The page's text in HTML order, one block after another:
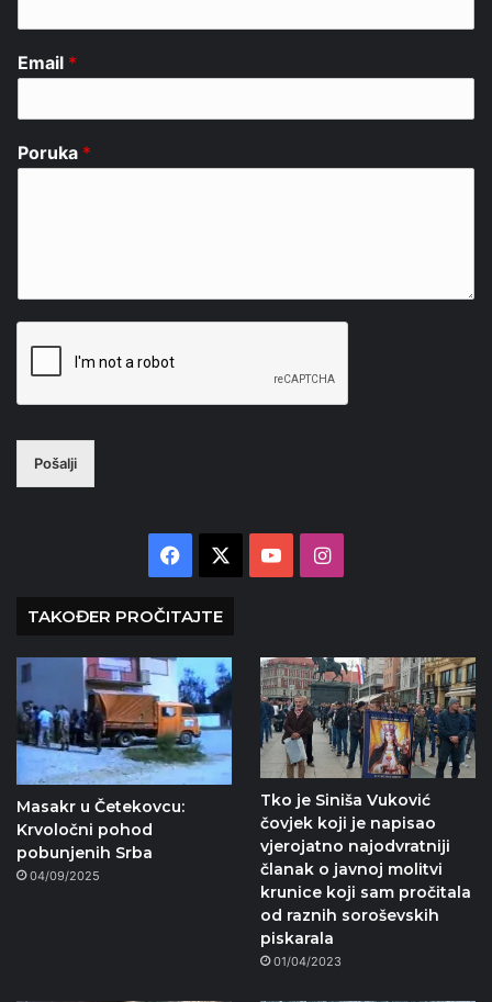
Email *
Poruka *
Pošalji
Facebook YouTubeInstagram
TAKOĐER PROČITAJTE
Masakr u Četekovcu:
Krvoločni pohod
pobunjenih Srba
04/09/2025
Tko je Siniša Vuković
čovjek koji je napisao
vjerojatno najodvratniji
članak o javnoj molitvi
krunice koji sam pročitala
od raznih soroševskih
piskarala
01/04/2023